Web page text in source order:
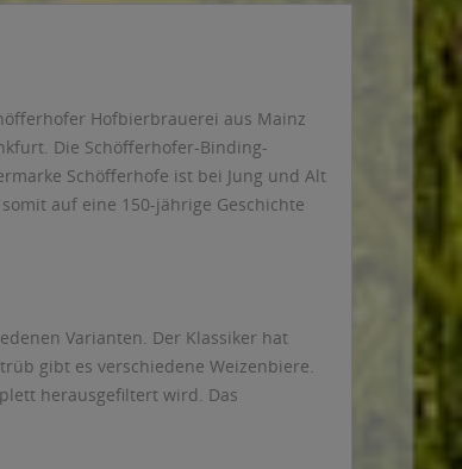
Hofbierbrauerei aus Mainz
Die Schöfferhofer-Binding-
Schöfferhofe ist bei Jung und Alt
auf eine 150-jährige Geschichte
Varianten. Der Klassiker hat
gibt es verschiedene Weizenbiere.
herausgefiltert wird. Das